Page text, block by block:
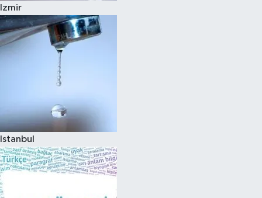
Izmir
Istanbul